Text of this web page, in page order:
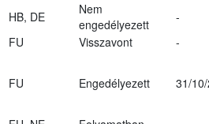
HB, DE
Nem
engedélyezett
-
FU Visszavont
-
FU Engedélyezett 31/